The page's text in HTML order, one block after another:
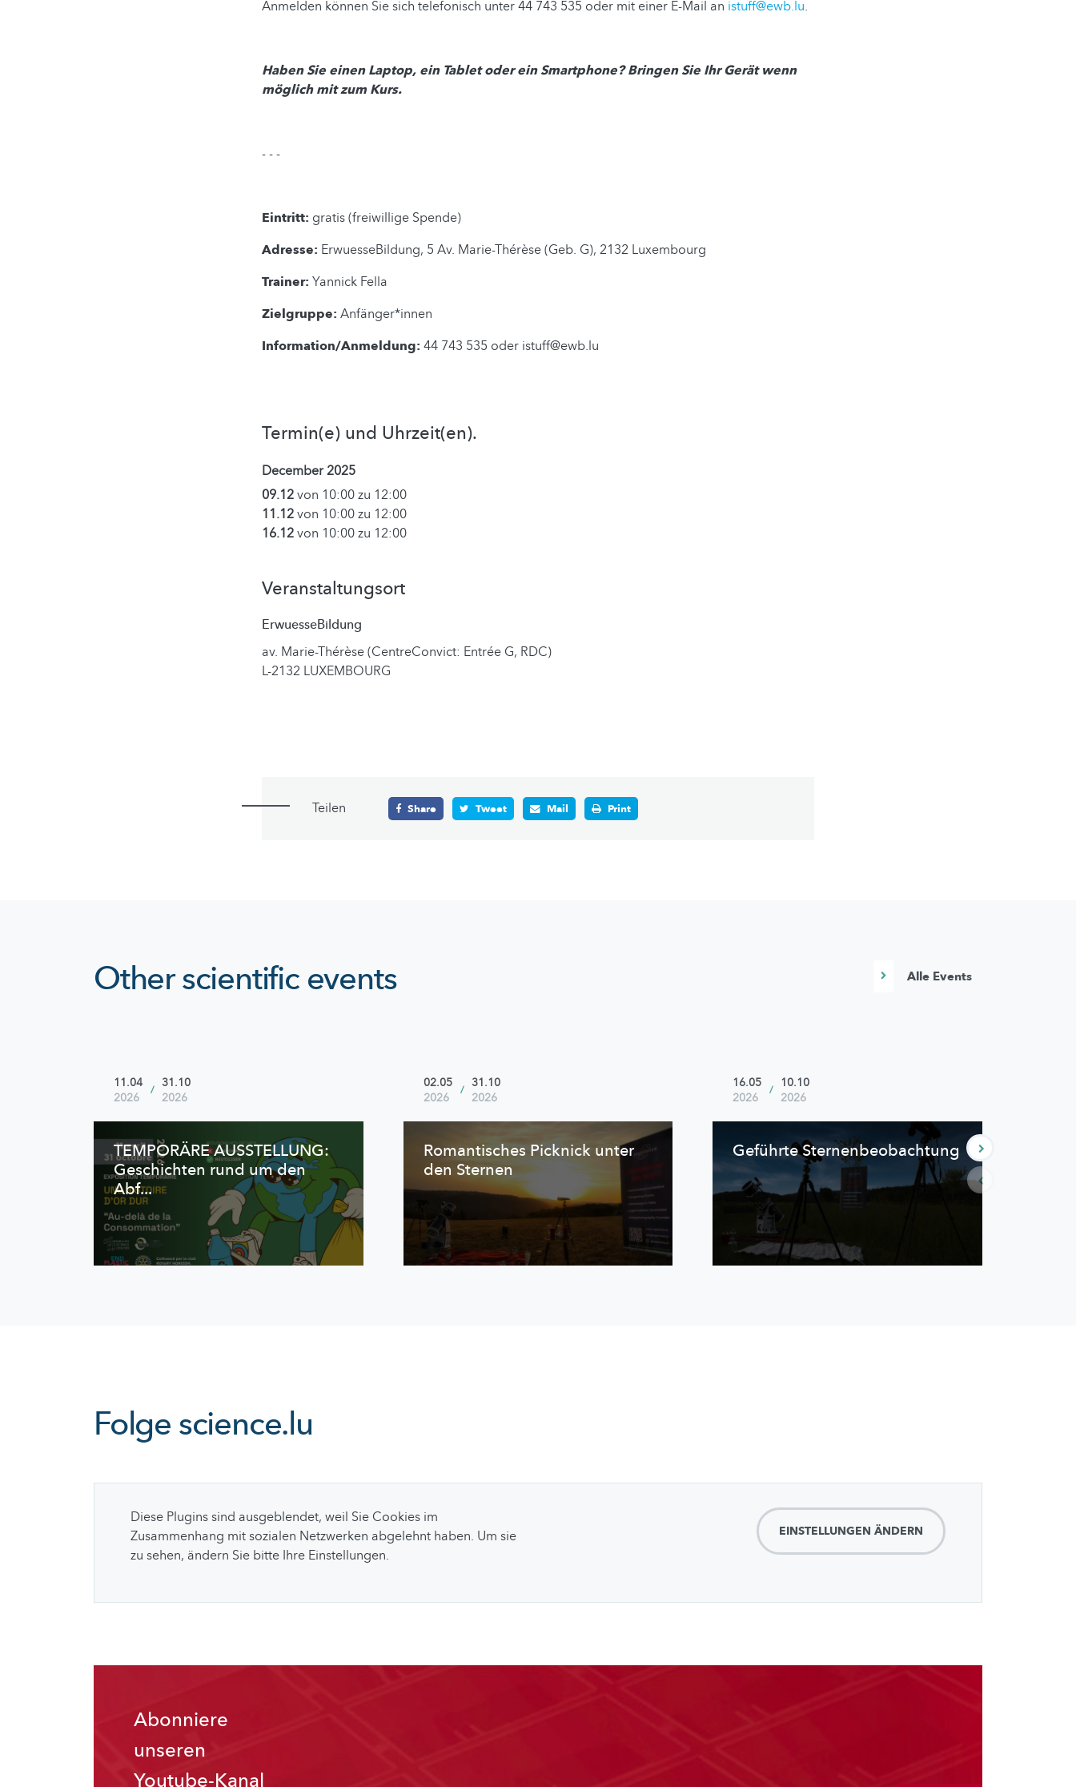
Anmelden können Sie sich telefonisch unter 44 743 535 oder mit einer E-Mail an istuff@ewb.lu.
Haben Sie einen Laptop, ein Tablet oder ein Smartphone? Bringen Sie Ihr Gerät wenn
möglich mit zum Kurs.
- - -
Eintritt: gratis (freiwillige Spende)
Adresse: ErwuesseBildung, 5 Av. Marie-Thérèse (Geb. G), 2132 Luxembourg
Trainer: Yannick Fella
Zielgruppe: Anfänger*innen
Information/Anmeldung: 44 743 535 oder istuff@ewb.lu
Termin(e) und Uhrzeit(en).
December 2025
09.12von 10:00 zu 12:00
11.12von 10:00 zu 12:00
16.12von 10:00 zu 12:00
Veranstaltungsort
ErwuesseBildung
av. Marie-Thérèse (CentreConvict: Entrée G, RDC)
L-2132 LUXEMBOURG
Teilen Share Tweet Mail Print
Other scientific events Alle Events
11.04
2026
/
31.10
2026
TEMPORÄRE AUSSTELLUNG:
Geschichten rund um den
Abf...
02.05
2026
/
31.10
2026
Romantisches Picknick unter
den Sternen
16.05
2026
/
10.10
2026
GeführteSternenbeobachtung
Folge science.lu
Diese Plugins sind ausgeblendet, weil Sie Cookies im
Zusammenhang mit sozialen Netzwerken abgelehnt haben. Um sie
zu sehen, ändern Sie bitte Ihre Einstellungen.
EINSTELLUNGEN ÄNDERN
Abonniere
unseren
Youtube-Kanal